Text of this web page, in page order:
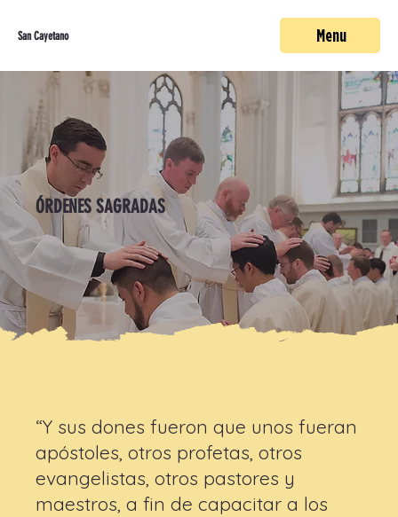
San Cayetano Menu
ÓRDENES SAGRADAS
“Y sus dones fueron que unos fueran
apóstoles, otros profetas, otros
evangelistas, otros pastores y
maestros, a fin de capacitar a los